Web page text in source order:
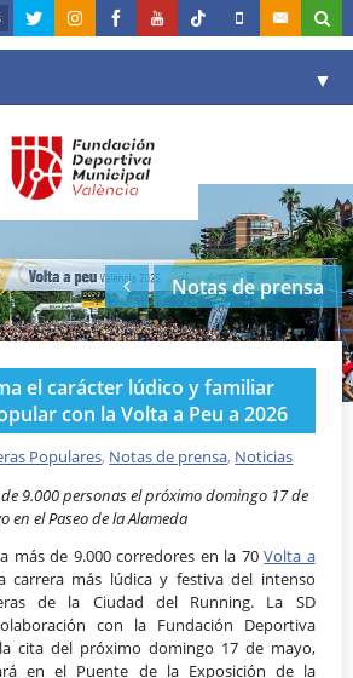
▼
▼
▼
Notas de prensa
el carácter lúdico y familiar
con la Volta a Peu a 2026
Populares, Notas de prensa, Noticias
9.000 personas el próximo domingo 17 de
en el Paseo de la Alameda
más de 9.000 corredores en la 70Volta a
carrera más lúdica y festiva del intenso
de la Ciudad del Running. La SD
con la Fundación Deportiva
cita del próximo domingo 17 de mayo,
en el Puente de la Exposición de la